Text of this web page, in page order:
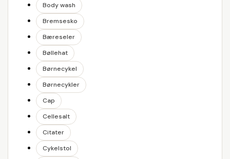
Body wash
Bremsesko
Bæreseler
Bøllehat
Børnecykel
Børnecykler
Cap
Cellesalt
Citater
Cykelstol